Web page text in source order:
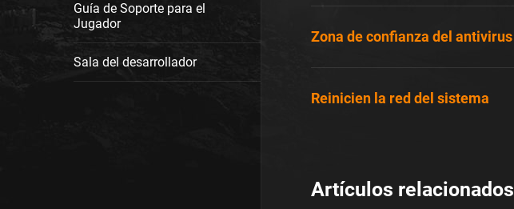
Guía de Soporte para el
Jugador
Sala del desarrollador
Zona de confianza del antivirus
Reinicien la red del sistema
Artículos relacionados